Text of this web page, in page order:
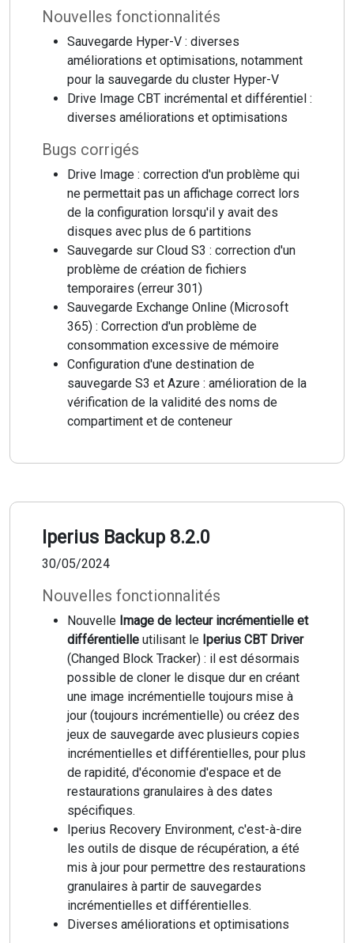
Nouvelles fonctionnalités
Sauvegarde Hyper-V : diverses
améliorations et optimisations, notamment
pour la sauvegarde du cluster Hyper-V
Drive Image CBT incrémental et différentiel :
diverses améliorations et optimisations
Bugs corrigés
Drive Image : correction d'un problème qui
ne permettait pas un affichage correct lors
de la configuration lorsqu'il y avait des
disques avec plus de 6 partitions
Sauvegarde sur Cloud S3 : correction d'un
problème de création de fichiers
temporaires (erreur 301)
Sauvegarde Exchange Online (Microsoft
365) : Correction d'un problème de
consommation excessive de mémoire
Configuration d'une destination de
sauvegarde S3 et Azure : amélioration de la
vérification de la validité des noms de
compartiment et de conteneur
Iperius Backup 8.2.0
30/05/2024
Nouvelles fonctionnalités
Nouvelle Image de lecteur incrémentielle et
différentielle utilisant le Iperius CBT Driver
(Changed Block Tracker) : il est désormais
possible de cloner le disque dur en créant
une image incrémentielle toujours mise à
jour (toujours incrémentielle) ou créez des
jeux de sauvegarde avec plusieurs copies
incrémentielles et différentielles, pour plus
de rapidité, d'économie d'espace et de
restaurations granulaires à des dates
spécifiques.
Iperius Recovery Environment, c'est-à-dire
les outils de disque de récupération, a été
mis à jour pour permettre des restaurations
granulaires à partir de sauvegardes
incrémentielles et différentielles.
Diverses améliorations et optimisations